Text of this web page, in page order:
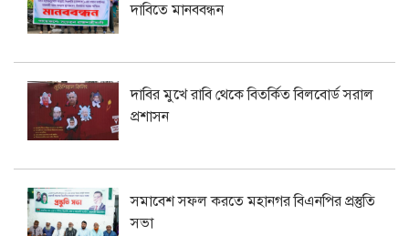
দাবিতে মানববন্ধন
দাবির মুখে রাবি থেকে বিতর্কিত বিলবোর্ড সরাল
প্রশাসন
সমাবেশ সফল করতে মহানগর বিএনপির প্রস্তুতি
সভা